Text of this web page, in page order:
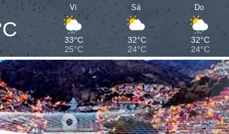
Vi
33°C
25°C
Sá
32°C
24°C
Do
32°C
24°C